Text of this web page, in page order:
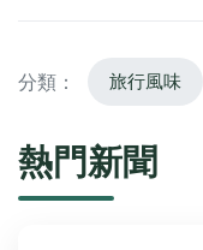
分類： 旅行風味
熱門新聞